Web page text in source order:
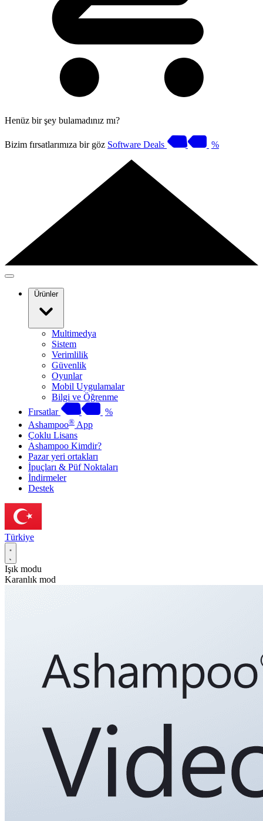
Henüz bir şey bulamadınız mı?
Bizim fırsatlarımıza bir göz Software Deals %
Ürünler
Multimedya
Sistem
Verimlilik
Güvenlik
Oyunlar
Mobil Uygulamalar
Bilgi ve Öğrenme
Fırsatlar
%
Ashampoo® App
Çoklu Lisans
Ashampoo Kimdir?
Pazar yeri ortakları
İpuçları & Püf Noktaları
İndirmeler
Destek
Türkiye
Işık modu
Karanlık mod